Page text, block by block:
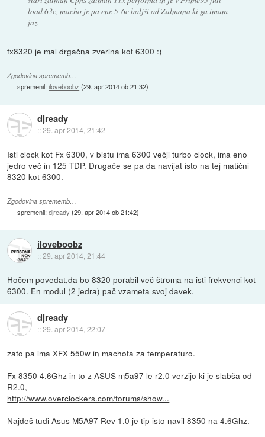
load 63c, macho je pa ene 5-6c boljši od Zalmana ki ga imam
jaz.
fx8320 je mal drgačna zverina kot 6300 :)
Zgodovina sprememb…
spremenil:iloveboobz (29. apr 2014 ob 21:32)
djready
::29. apr 2014, 21:42
Isti clock kot Fx 6300, v bistu ima 6300 večji turbo clock, ima eno
jedro več in 125 TDP. Drugače se pa da navijat isto na tej matični
8320 kot 6300.
Zgodovina sprememb…
spremenil:djready (29. apr 2014 ob 21:42)
iloveboobz
::29. apr 2014, 21:44
Hočem povedat,da bo 8320 porabil več štroma na isti frekvenci kot
6300. En modul (2 jedra) pač vzameta svoj davek.
djready
::29. apr 2014, 22:07
zato pa ima XFX 550w in machota za temperaturo.
Fx 8350 4.6Ghz in to z ASUS m5a97 le r2.0 verzijo ki je slabša od
R2.0,
http://www.overclockers.com/forums/show...
Najdeš tudi Asus M5A97 Rev 1.0 je tip isto navil 8350 na 4.6Ghz.